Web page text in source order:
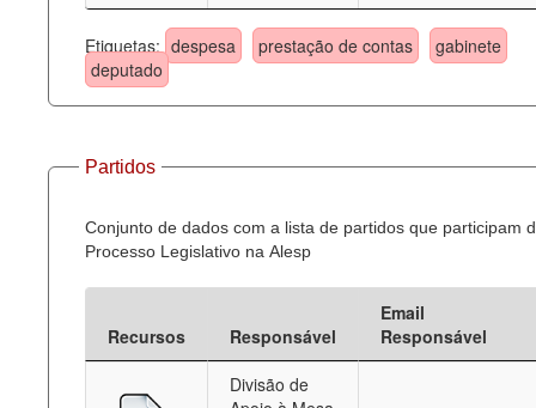
Etiquetas: despesa prestação de contas
gabinete
deputado
Partidos
Conjunto de dados com a lista de partidos que participam
Processo Legislativo na Alesp
Recursos Responsável
Email
Responsável
Divisão de